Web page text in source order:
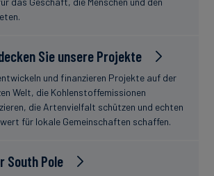
Sie unsere Projekte
und finanzieren Projekte auf der
Welt, die Kohlenstoffemissionen
die Artenvielfalt schützen und echten
für lokale Gemeinschaften schaffen.
South Pole